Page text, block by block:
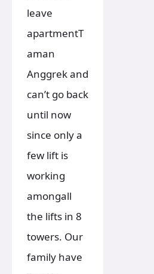
leave
apartmentT
aman
Anggrek and
can’t go back
until now
since only a
few lift is
working
amongall
the lifts in 8
towers. Our
family have